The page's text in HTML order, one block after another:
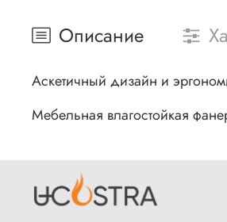
Описание
Аскетичный дизайн и
Мебельная влагостойкая